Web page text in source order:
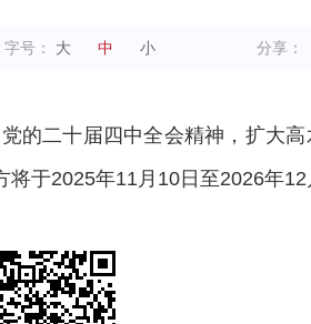
字号： 大 中 小 分享：
二十届四中全会精神，扩大
于2025年11月10日至2026年12